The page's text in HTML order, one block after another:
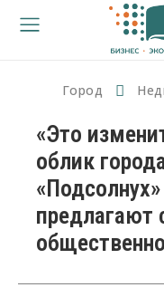
Город
«Это
облик
предлагают